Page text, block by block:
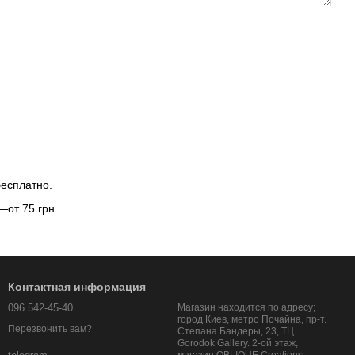
75 грн.
Контактная информация
096 542-45-40
Перезвонить вам?
Магазин находится по адресу;
город Киев, метро Почайна, пр-т.
Степана Бандеры, 23, ТЦ
Gorodok Gallery. 2-ой этаж,